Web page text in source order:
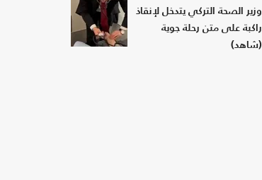
وزير الصحة التركي يتدخل لإنقاذ
راكبة على متن رحلة جوية
(شاهد)